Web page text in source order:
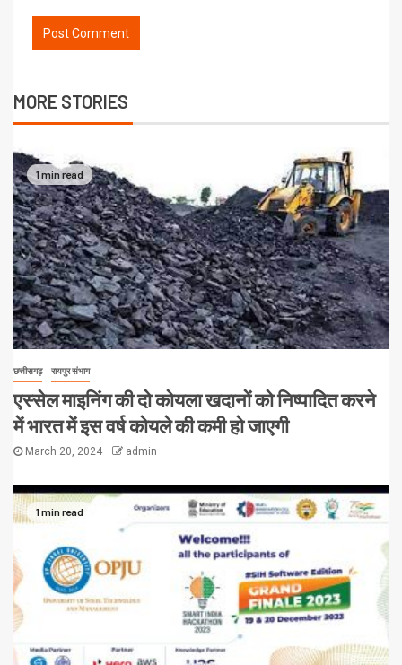
MORE STORIES
1 min read
छत्तीसगढ़ रायपुर संभाग
एस्सेल माइनिंग की दो कोयला खदानों को निष्पादित करने
में भारत में इस वर्ष कोयले की कमी हो जाएगी
March 20, 2024 admin
1 min read